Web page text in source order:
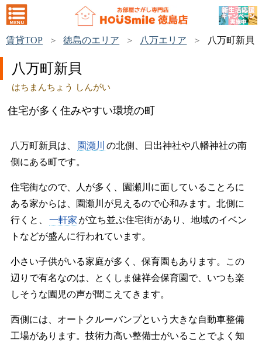
賃貸TOP 徳島のエリア 八万エリア 八万町新貝
八万町新貝
はちまんちょう しんがい
住宅が多く住みやすい環境の町
八万町新貝は、 園瀬川
の北側、日出神社や八幡神社の南
側にある町です。
住宅街なので、人が多く、園瀬川に面していることろに
ある家からは、園瀬川が見えるので心和みます。北側に
行くと、
一軒家 が立ち並ぶ住宅街があり、地域のイベン
トなどが盛んに行われています。
小さい子供がいる家庭が多く、保育園もあります。この
辺りで有名なのは、とくしま健祥会保育園で、いつも楽
しそうな園児の声が聞こえてきます。
西側には、オートクルーバンプという大きな自動車整備
工場があります。技術力高い整備士がいることでよく知